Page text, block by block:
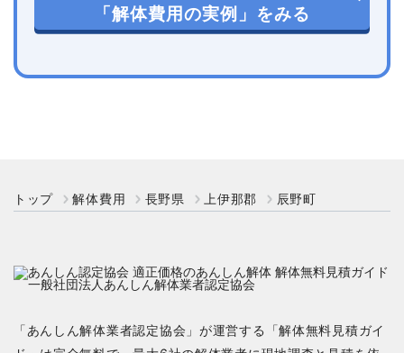
「解体費用の実例」をみる
トップ 解体費用 長野県 上伊那郡 辰野町
「あんしん解体業者認定協会」が運営する「解体無料見積ガイ